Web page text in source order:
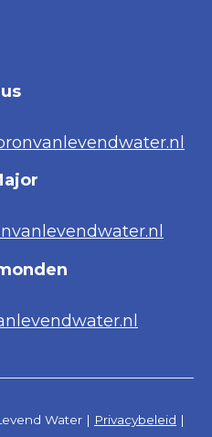
Water | Privacybeleid |